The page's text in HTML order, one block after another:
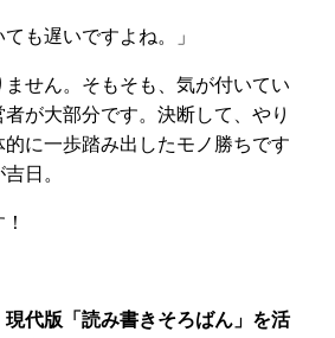
ても遅いですよね。」
せん。そもそも、気が付いてい
が大部分です。決断して、やり
に一歩踏み出したモノ勝ちです
日。
現代版「読み書きそろばん」を活